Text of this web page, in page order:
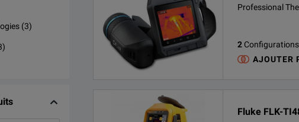
(3)
)
Professional
2
AJOUTER
Fluke FLK-